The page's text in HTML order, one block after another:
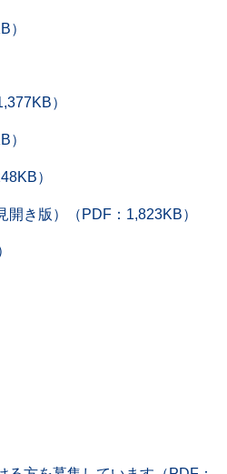
）
）
）
）
き版）（PDF：1,823KB）